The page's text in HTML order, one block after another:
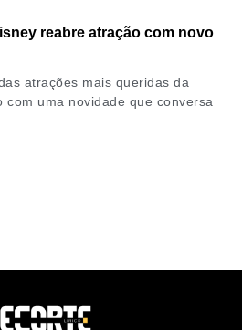
reabre atração com novo
atrações mais queridas da
com uma novidade que conversa